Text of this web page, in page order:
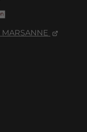
MARSANNE